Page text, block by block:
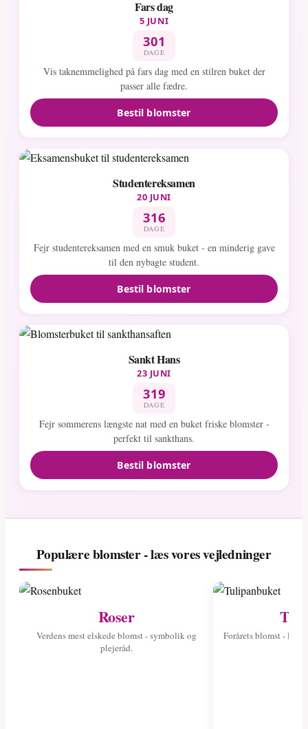
Fars dag
5 JUNI
301
DAGE
Vis taknemmelighed på fars dag med en stilren buket der
passer alle fædre.
Bestil blomster
Studentereksamen
20 JUNI
316
DAGE
Fejr studentereksamen med en smuk buket - en minderig gave
til den nybagte student.
Bestil blomster
Sankt Hans
23 JUNI
319
DAGE
Fejr sommerens længste nat med en buket friske blomster -
perfekt til sankthans.
Bestil blomster
Populære blomster - læs vores vejledninger
Roser
Verdens mest elskede blomst - symbolik og
plejeråd.
Forårets blomst - læs